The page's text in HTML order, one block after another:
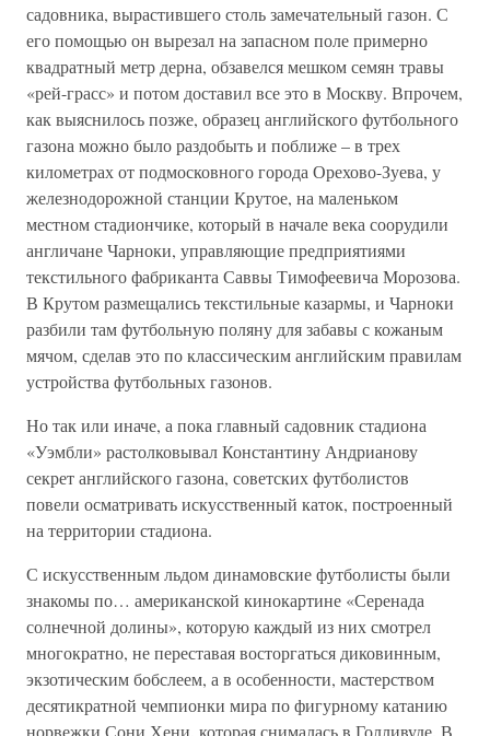
садовника, вырастившего столь замечательный газон. С
его помощью он вырезал на запасном поле примерно
квадратный метр дерна, обзавелся мешком семян травы
«рей-грасс» и потом доставил все это в Москву. Впрочем,
как выяснилось позже, образец английского футбольного
газона можно было раздобыть и поближе – в трех
километрах от подмосковного города Орехово-Зуева, у
железнодорожной станции Крутое, на маленьком
местном стадиончике, который в начале века соорудили
англичане Чарноки, управляющие предприятиями
текстильного фабриканта Саввы Тимофеевича Морозова.
В Крутом размещались текстильные казармы, и Чарноки
разбили там футбольную поляну для забавы с кожаным
мячом, сделав это по классическим английским правилам
устройства футбольных газонов.
Но так или иначе, а пока главный садовник стадиона
«Уэмбли» растолковывал Константину Андрианову
секрет английского газона, советских футболистов
повели осматривать искусственный каток, построенный
на территории стадиона.
С искусственным льдом динамовские футболисты были
знакомы по… американской кинокартине «Серенада
солнечной долины», которую каждый из них смотрел
многократно, не переставая восторгаться диковинным,
экзотическим бобслеем, а в особенности, мастерством
десятикратной чемпионки мира по фигурному катанию
норвежки Сони Хени, которая снималась в Голливуде. В